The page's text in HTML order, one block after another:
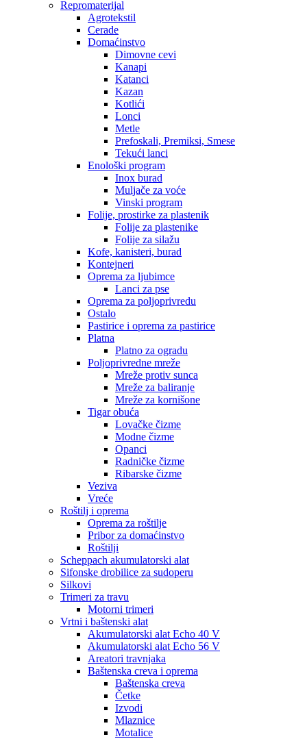
Repromaterijal
Agrotekstil
Cerade
Domaćinstvo
Dimovne cevi
Kanapi
Katanci
Kazan
Kotlići
Lonci
Metle
Prefoskali, Premiksi, Smese
Tekući lanci
Enološki program
Inox burad
Muljače za voće
Vinski program
Folije, prostirke za plastenik
Folije za plastenike
Folije za silažu
Kofe, kanisteri, burad
Kontejneri
Oprema za ljubimce
Lanci za pse
Oprema za poljoprivredu
Ostalo
Pastirice i oprema za pastirice
Platna
Platno za ogradu
Poljoprivredne mreže
Mreže protiv sunca
Mreže za baliranje
Mreže za kornišone
Tigar obuća
Lovačke čizme
Modne čizme
Opanci
Radničke čizme
Ribarske čizme
Veziva
Vreće
Roštilj i oprema
Oprema za roštilje
Pribor za domaćinstvo
Roštilji
Scheppach akumulatorski alat
Sifonske drobilice za sudoperu
Silkovi
Trimeri za travu
Motorni trimeri
Vrtni i baštenski alat
Akumulatorski alat Echo 40 V
Akumulatorski alat Echo 56 V
Areatori travnjaka
Baštenska creva i oprema
Baštenska creva
Četke
Izvodi
Mlaznice
Motalice